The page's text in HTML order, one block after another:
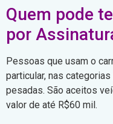
Quem pode
por
Pessoas que usam o
particular, nas
pesadas. São aceitos
valor de até R$60 mil.